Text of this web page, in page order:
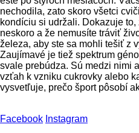
nechodila, zato skoro všetci
kondíciu si udržali. Dokazuje
neskoro a že nemusíte tráviť
železa, aby ste sa mohli tešiť z
Zaujímavé je tiež spektrum
svale prebúdza. Sú medzi nimi
vzťah k vzniku cukrovky alebo
vysvetľuje, prečo šport pôsobí
Facebook Instagram